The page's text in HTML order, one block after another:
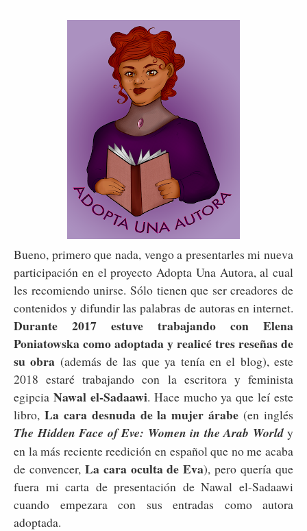
Bueno, primero que nada, vengo a presentarles mi nueva
participación en el proyecto Adopta Una Autora, al cual
les recomiendo unirse. Sólo tienen que ser creadores de
contenidos y difundir las palabras de autoras en internet.
Durante 2017 estuve trabajando con Elena
Poniatowska como adoptada y realicé tres reseñas de
su obra (además de las que ya tenía en el blog), este
2018 estaré trabajando con la escritora y feminista
egipcia Nawal el-Sadaawi. Hace mucho ya que leí este
libro, La cara desnuda de la mujer árabe (en inglés
The Hidden Face of Eve: Women in the Arab Worldy
en la más reciente reedición en español que no me acaba
de convencer, La cara oculta de Eva), pero quería que
fuera mi carta de presentación de Nawal el-Sadaawi
cuando empezara con sus entradas como autora
adoptada.